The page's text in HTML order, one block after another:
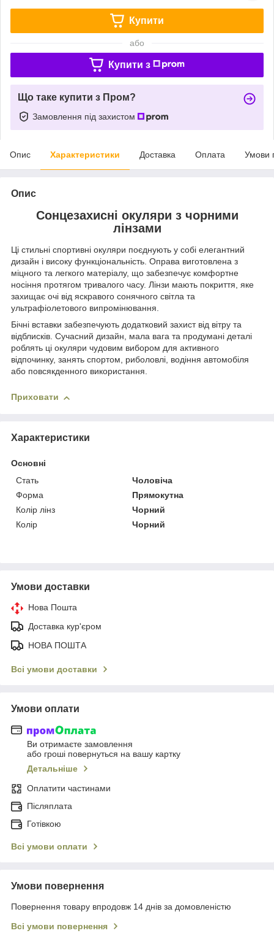
Купити
або
Купити з
Що таке купити з Пром?
Замовлення під захистом
Опис Характеристики Доставка Оплата Умови
Опис
Сонцезахисні окуляри з чорними
лінзами
Ці стильні спортивні окуляри поєднують у собі елегантний
дизайн і високу функціональність. Оправа виготовлена з
міцного та легкого матеріалу, що забезпечує комфортне
носіння протягом тривалого часу. Лінзи мають покриття, яке
захищає очі від яскравого сонячного світла та
ультрафіолетового випромінювання.
Бічні вставки забезпечують додатковий захист від вітру та
відблисків. Сучасний дизайн, мала вага та продумані деталі
роблять ці окуляри чудовим вибором для активного
відпочинку, занять спортом, риболовлі, водіння автомобіля
або повсякденного використання.
Приховати
Характеристики
Основні
Стать
Чоловіча
Форма
Прямокутна
Колір лінз
Чорний
Колір
Чорний
Умови доставки
Нова Пошта
Доставка кур'єром
НОВА ПОШТА
Всі умови доставки
Умови оплати
Ви отримаєте замовлення
або гроші повернуться на вашу картку
Детальніше
Оплатити частинами
Післяплата
Готівкою
Всі умови оплати
Умови повернення
Повернення товару впродовж 14 днів за домовленістю
Всі умови повернення